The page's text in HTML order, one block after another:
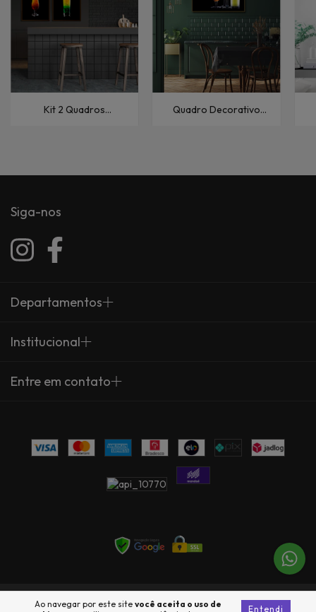
Ao navegar por este site você aceita o uso de
Entendi
Kit 2 Quadros
Quadro Decorativo
Siga-nos
Departamentos
Institucional
Entre em contato
Copyright Arte Própria - 23735360000137 - 2026. Todos os direitos